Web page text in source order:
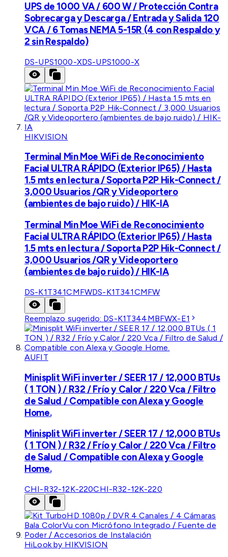
UPS de 1000 VA / 600 W / Protección Contra
Sobrecarga y Descarga / Entrada y Salida 120
VCA / 6 Tomas NEMA 5-15R (4 con Respaldo y
2 sin Respaldo)
DS-UPS1000-XDS-UPS1000-X
HIKVISION
Terminal Min Moe WiFi de Reconocimiento
Facial ULTRA RÁPIDO (Exterior IP65) / Hasta
1.5 mts en lectura / Soporta P2P Hik-Connect /
3,000 Usuarios /QR y Videoportero
(ambientes de bajo ruido) / HIK-IA
Terminal Min Moe WiFi de Reconocimiento
Facial ULTRA RÁPIDO (Exterior IP65) / Hasta
1.5 mts en lectura / Soporta P2P Hik-Connect /
3,000 Usuarios /QR y Videoportero
(ambientes de bajo ruido) / HIK-IA
DS-K1T341CMFWDS-K1T341CMFW
Reemplazo sugerido: DS-K1T344MBFWX-E1
AUFIT
Minisplit WiFi inverter / SEER 17 / 12,000 BTUs
( 1 TON ) / R32 / Frío y Calor / 220 Vca / Filtro
de Salud / Compatible con Alexa y Google
Home.
Minisplit WiFi inverter / SEER 17 / 12,000 BTUs
( 1 TON ) / R32 / Frío y Calor / 220 Vca / Filtro
de Salud / Compatible con Alexa y Google
Home.
CHI-R32-12K-220CHI-R32-12K-220
HiLook by HIKVISION